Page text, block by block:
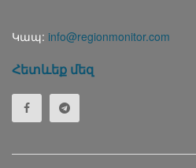
Կապ: info@regionmonitor.com
Հետևեք մեզ